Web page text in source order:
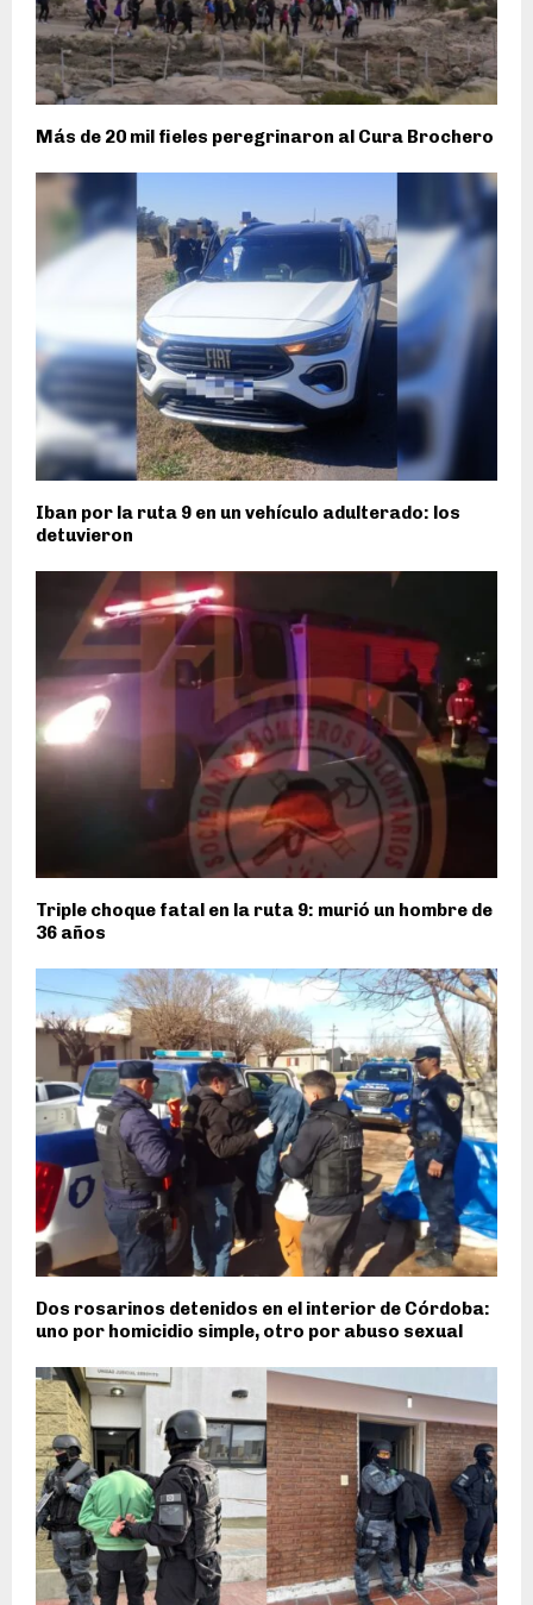
Más de 20 mil fieles peregrinaron al Cura Brochero
Iban por la ruta 9 en un vehículo adulterado: los
detuvieron
Triple choque fatal en la ruta 9: murió un hombre de
36 años
Dos rosarinos detenidos en el interior de Córdoba:
uno por homicidio simple, otro por abuso sexual